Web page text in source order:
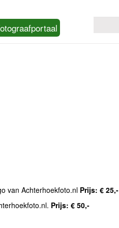
van Achterhoekfoto.nl Prijs: € 25,-
Prijs: € 50,-